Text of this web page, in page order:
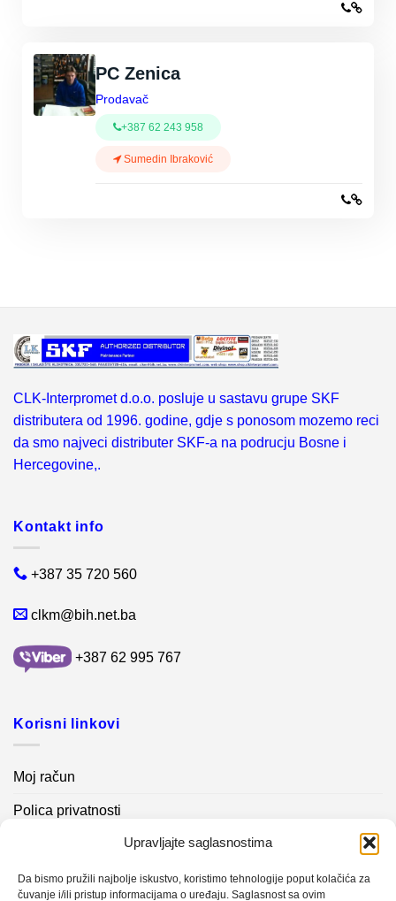
Upravljajte saglasnostima
Da bismo pružili najbolje iskustvo, koristimo tehnologije poput kolačića za
čuvanje i/ili pristup informacijama o uređaju. Saglasnost sa ovim
PC Zenica
Prodavač
+387 62 243 958
Sumedin Ibraković
CLK-Interpromet d.o.o. posluje u sastavu grupe SKF
distributera od 1996. godine, gdje s ponosom mozemo reci
da smo najveci distributer SKF-a na podrucju Bosne i
Hercegovine,.
Kontakt info
+387 35 720 560
clkm@bih.net.ba
+387 62 995 767
Korisni linkovi
Moj račun
Polica privatnosti
Kontakt info